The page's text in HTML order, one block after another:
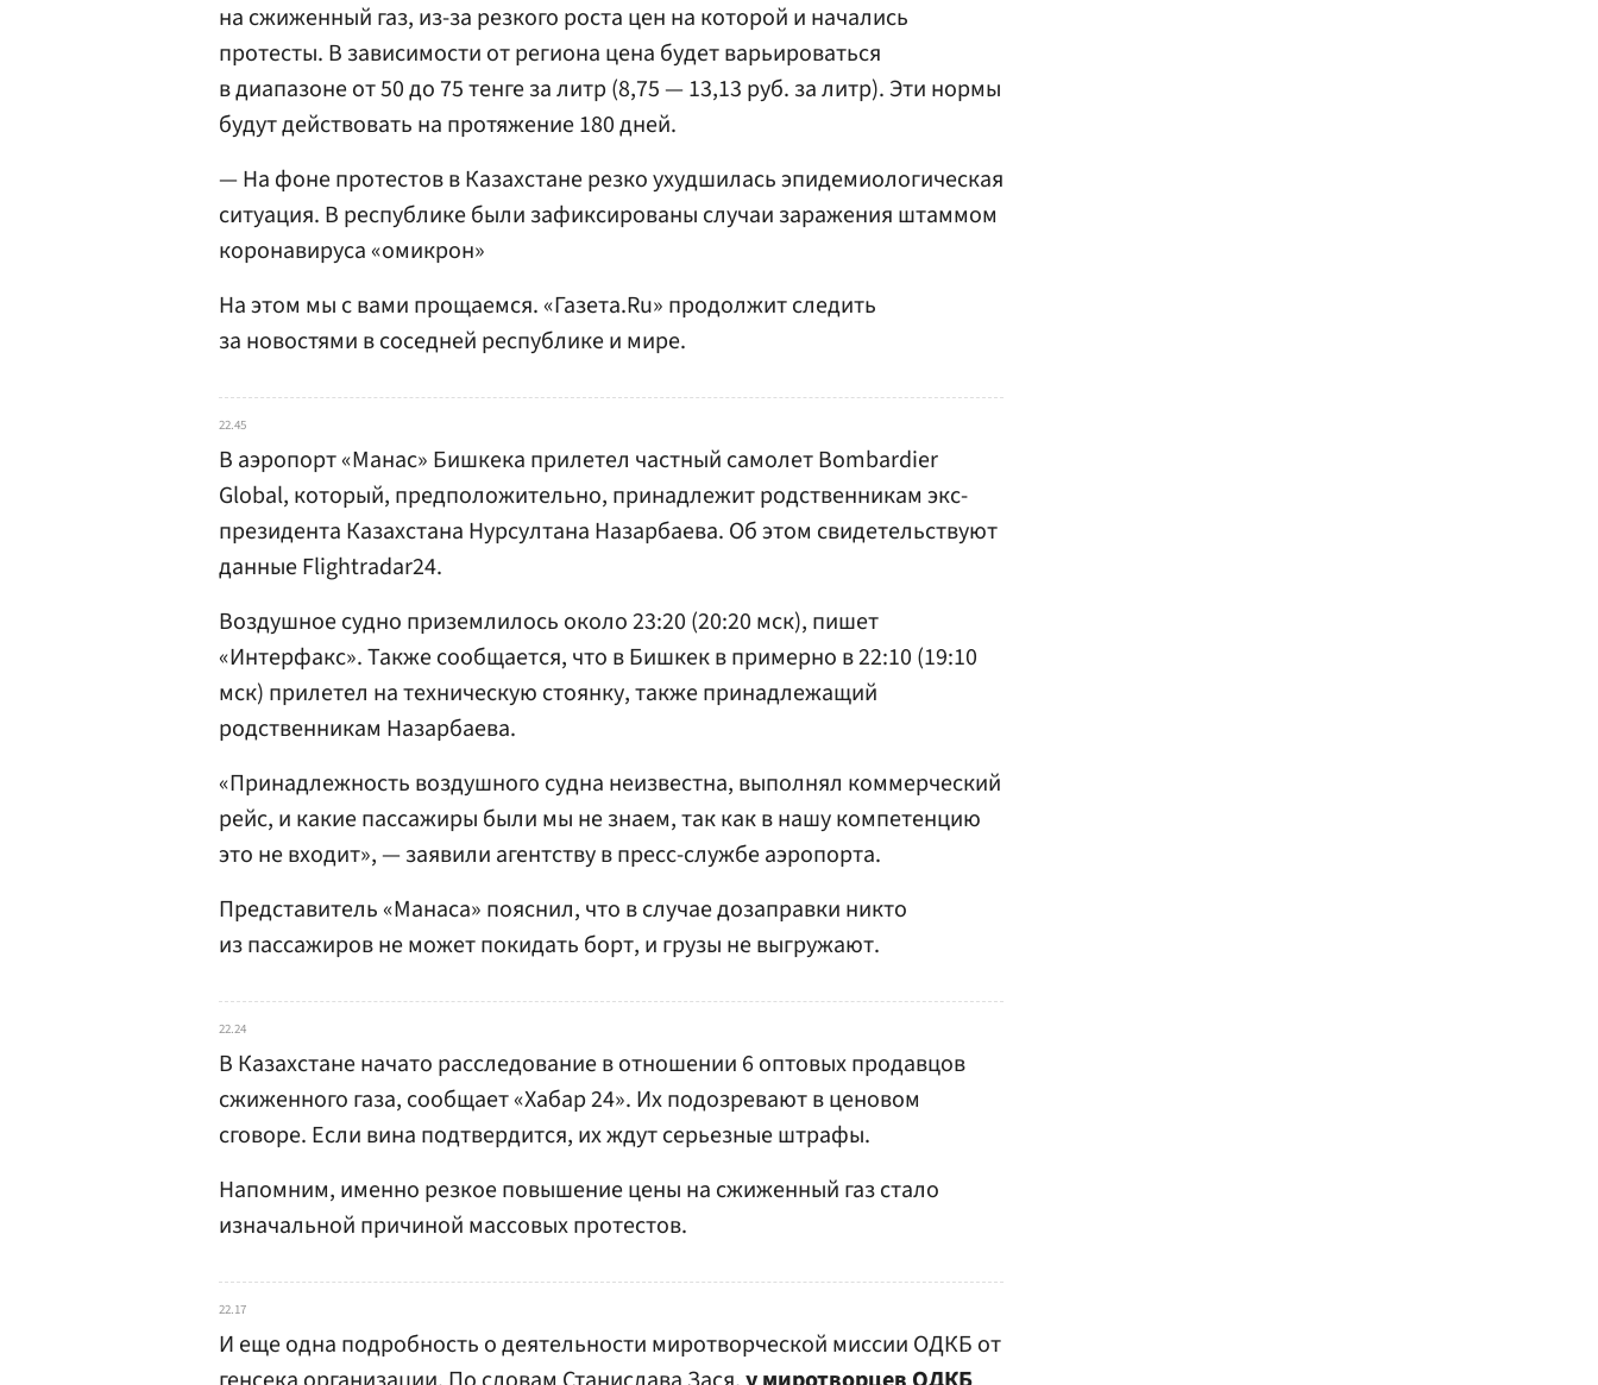
на сжиженный газ, из-за резкого роста цен на которой и начались
протесты. В зависимости от региона цена будет варьироваться
в диапазоне от 50 до 75 тенге за литр (8,75 — 13,13 руб. за литр). Эти нормы
будут действовать на протяжение 180 дней.
— На фоне протестов в Казахстане резко ухудшилась эпидемиологическая
ситуация. В республике были зафиксированы случаи заражения штаммом
коронавируса «омикрон»
На этом мы с вами прощаемся. «Газета.Ru» продолжит следить
за новостями в соседней республике и мире.
22.45
В аэропорт «Манас» Бишкека прилетел частный самолет Bombardier
Global, который, предположительно, принадлежит родственникам экс-
президента Казахстана Нурсултана Назарбаева. Об этом свидетельствуют
данные Flightradar24.
Воздушное судно приземлилось около 23:20 (20:20 мск), пишет
«Интерфакс». Также сообщается, что в Бишкек в примерно в 22:10 (19:10
мск) прилетел на техническую стоянку, также принадлежащий
родственникам Назарбаева.
«Принадлежность воздушного судна неизвестна, выполнял коммерческий
рейс, и какие пассажиры были мы не знаем, так как в нашу компетенцию
это не входит», — заявили агентству в пресс-службе аэропорта.
Представитель «Манаса» пояснил, что в случае дозаправки никто
из пассажиров не может покидать борт, и грузы не выгружают.
22.24
В Казахстане начато расследование в отношении 6 оптовых продавцов
сжиженного газа, сообщает «Хабар 24». Их подозревают в ценовом
сговоре. Если вина подтвердится, их ждут серьезные штрафы.
Напомним, именно резкое повышение цены на сжиженный газ стало
изначальной причиной массовых протестов.
22.17
И еще одна подробность о деятельности миротворческой миссии ОДКБ от